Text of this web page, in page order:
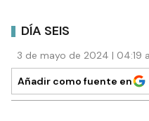
DÍA SEIS
3 de mayo de 2024 | 04:19
Añadir como fuente en